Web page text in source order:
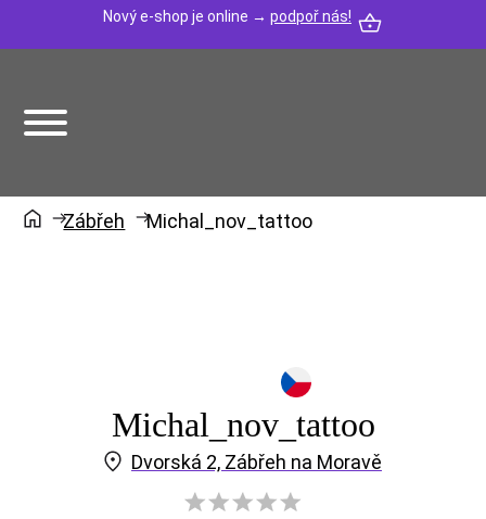
Nový e-shop je online → podpoř nás!
Zábřeh Michal_nov_tattoo
Michal_nov_tattoo
Dvorská 2, Zábřeh na Moravě